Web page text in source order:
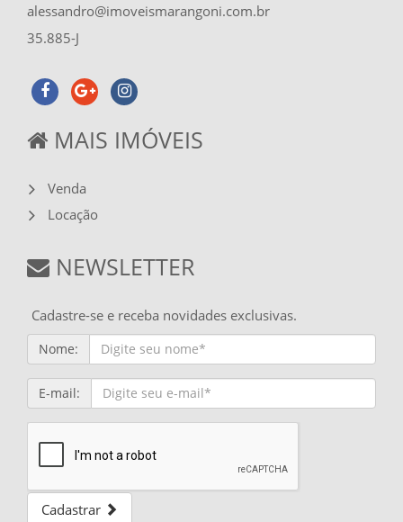
alessandro@imoveismarangoni.com.br
35.885-J
MAIS IMÓVEIS
Venda
Locação
NEWSLETTER
Cadastre-se e receba novidades exclusivas.
Nome:
E-mail:
Cadastrar